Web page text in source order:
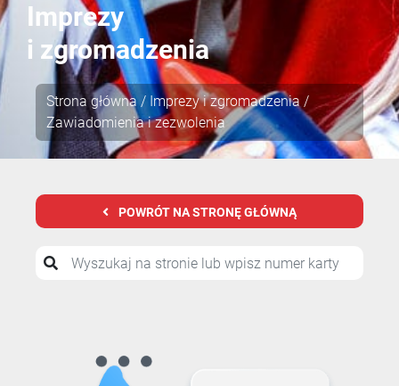
Imprezy
i zgromadzenia
Strona główna/ Imprezy i zgromadzenia /
Zawiadomienia i zezwolenia
POWRÓT NA STRONĘ GŁÓWNĄ